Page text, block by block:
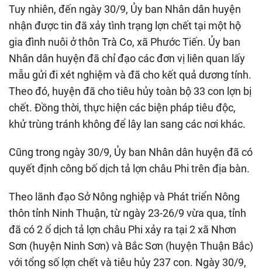
Tuy nhiên, đến ngày 30/9, Ủy ban Nhân dân huyện
nhận được tin đã xảy tình trạng lợn chết tại một hộ
gia đình nuôi ở thôn Trà Co, xã Phước Tiến. Ủy ban
Nhân dân huyện đã chỉ đạo các đơn vị liên quan lấy
mẫu gửi đi xét nghiệm và đã cho kết quả dương tính.
Theo đó, huyện đã cho tiêu hủy toàn bộ 33 con lợn bị
chết. Đồng thời, thực hiện các biện pháp tiêu độc,
khử trùng tránh không để lây lan sang các nơi khác.
Cũng trong ngày 30/9, Ủy ban Nhân dân huyện đã có
quyết định công bố dịch tả lợn châu Phi trên địa bàn.
Theo lãnh đạo Sở Nông nghiệp và Phát triển Nông
thôn tỉnh Ninh Thuận, từ ngày 23-26/9 vừa qua, tỉnh
đã có 2 ổ dịch tả lợn châu Phi xảy ra tại 2 xã Nhơn
Sơn (huyện Ninh Sơn) và Bắc Sơn (huyện Thuận Bắc)
với tổng số lợn chết và tiêu hủy 237 con. Ngày 30/9,